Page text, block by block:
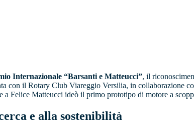
Internazionale “Barsanti e Matteucci”, il
con il Rotary Club Viareggio Versilia, in collaborazione
a Felice Matteucci ideò il primo prototipo di motore a
e alla sostenibilità